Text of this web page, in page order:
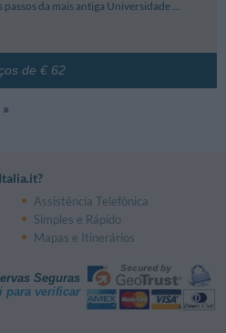
da mais antiga Universidade ...
de € 62
»
Assistência Telefônica
Simples e Rápido
Mapas e Itinerários
Seguras
para verificar